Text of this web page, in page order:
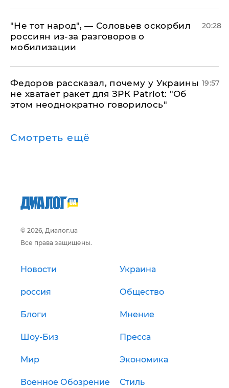
​"Не тот народ", — Соловьев оскорбил
россиян из-за разговоров о
мобилизации
20:28
Федоров рассказал, почему у Украины
не хватает ракет для ЗРК Patriot: "Об
этом неоднократно говорилось"
19:57
Смотреть ещё
© 2026, Диалог.ua
Все права защищены.
Новости Украина
россия Общество
Блоги Мнение
Шоу-Биз Пресса
Мир Экономика
Военное Обозрение Стиль